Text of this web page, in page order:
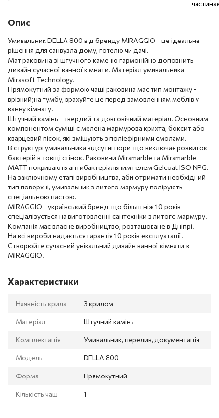
Опис
Умивальник DELLA 800 від бренду MIRAGGIO - це ідеальне
рішення для санвузла дому, готелю чи дачі.
Мат раковина зі штучного каменю гармонійно доповнить
дизайн сучасної ванної кімнати. Матеріал умивальника -
Mirasoft Technology.
Прямокутний за формою чаші раковина має тип монтажу -
врізний;на тумбу, врахуйте це перед замовленням меблів у
ванну кімнату.
Штучний камінь - твердий та довговічний матеріал. Основним
компонентом суміші є мелена мармурова крихта, боксит або
кварцевий пісок, які змішують з поліефірними смолами.
В структурі умивальника відсутні пори, що виключає розвиток
бактерій в товщі стінок. Раковини Miramarble та Miramarble
MATT покривають антибактеріальним гелем Gelcoat ISO NPG.
На заключному етапі виробництва, аби отримати необхідний
тип поверхні, умивальник з литого мармуру полірують
спеціальною пастою.
MIRAGGIO - український бренд, що більш ніж 10 років
спеціалізується на виготовленні сантехніки з литого мармуру.
Компанія має власне виробництво, розташоване в Дніпрі.
На всі вироби надається гарантія 10 років експлуатації.
Створюйте сучасний унікальний дизайн ванної кімнати з
MIRAGGIO.
Характеристики
Наявність крила З крилом
Матеріал Штучний камінь
Комплектація Умивальник, перелив, документація
Модель DELLA 800
Форма Прямокутний
Кількість чаш 1